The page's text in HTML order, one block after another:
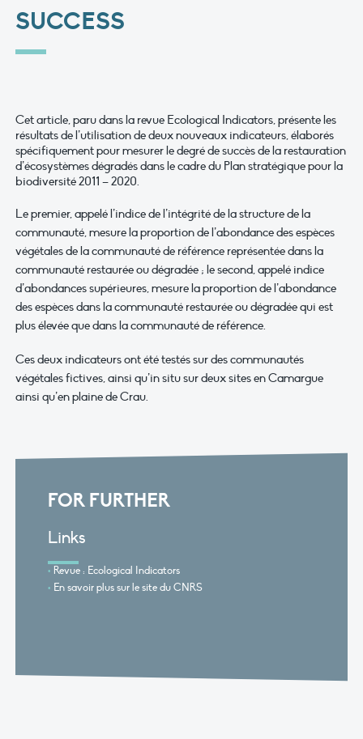
SUCCESS
Cet article, paru dans la revue Ecological Indicators, présente les
résultats de l’utilisation de deux nouveaux indicateurs, élaborés
spécifiquement pour mesurer le degré de succès de la restauration
d’écosystèmes dégradés dans le cadre du Plan stratégique pour la
biodiversité 2011 – 2020.
Le premier, appelé l’indice de l’intégrité de la structure de la
communauté, mesure la proportion de l’abondance des espèces
végétales de la communauté de référence représentée dans la
communauté restaurée ou dégradée ; le second, appelé indice
d’abondances supérieures, mesure la proportion de l’abondance
des espèces dans la communauté restaurée ou dégradée qui est
plus élevée que dans la communauté de référence.
Ces deux indicateurs ont été testés sur des communautés
végétales fictives, ainsi qu’in situ sur deux sites en Camargue
ainsi qu’en plaine de Crau.
FOR FURTHER
Links
Revue : Ecological Indicators
En savoir plus sur le site du CNRS